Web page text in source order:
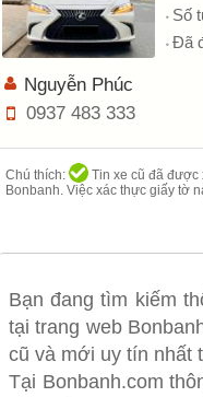
Số
Đã
Nguyễn Phúc
0937 483 333
Chú thích:
Tin xe cũ đã được
Bonbanh. Việc xác thực giấy tờ
Bạn đang tìm kiếm
tại trang web
cũ và mới uy tín nhất
Tại Bonbanh.com